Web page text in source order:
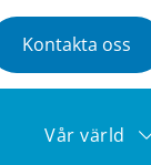
Kontakta oss
Vår värld